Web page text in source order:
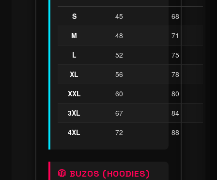
S 45
68
M
48
71
L
52
75
XL
56
78
XXL
60
80
3XL
67
84
4XL
72 88
🧥 BUZOS (HOODIES)